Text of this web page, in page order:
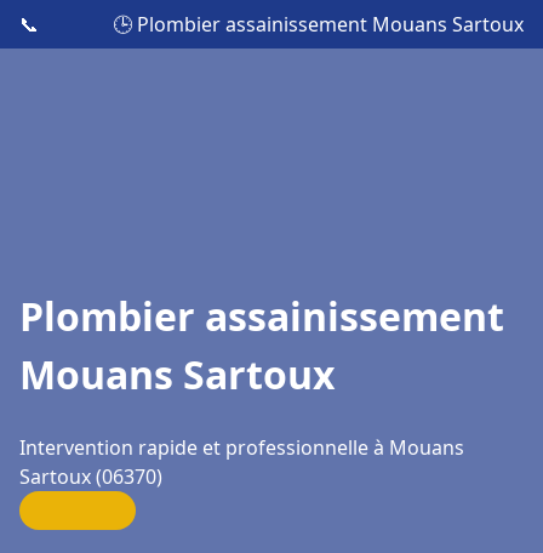
📞 🕒 Plombier assainissement Mouans Sartoux
Plombier assainissement
Mouans Sartoux
Intervention rapide et professionnelle à Mouans
Sartoux (06370)